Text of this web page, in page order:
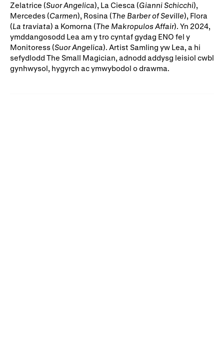
Digwyddiadau i aelodau
Rhoddion mewn Ewyllysiau
Cefnogwyr WNO
Zelatrice (Suor Angelica), La Ciesca (Gianni Schicchi),
Mercedes (Carmen), Rosina (The Barber of Seville), Flora
(La traviata) a Komorna (The Makropulos Affair). Yn 2024,
ymddangosodd Lea am y tro cyntaf gydag ENO fel y
Monitoress (Suor Angelica). Artist Samling yw Lea, a hi
sefydlodd The Small Magician, adnodd addysg leisiol cwbl
gynhwysol, hygyrch ac ymwybodol o drawma.